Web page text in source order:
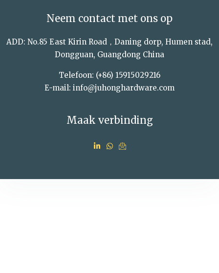
Neem contact met ons op
ADD: No.85 East Kirin Road，Daning dorp, Humen stad,
Dongguan, Guangdong China
Telefoon: (+86) 15915029216
E-mail: info@juhonghardware.com
Maak verbinding